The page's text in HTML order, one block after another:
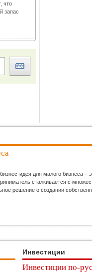
что
запас
идея для малого бизнеса
сталкивается с
решение о создании
Инвестиции
Инвестиции по-